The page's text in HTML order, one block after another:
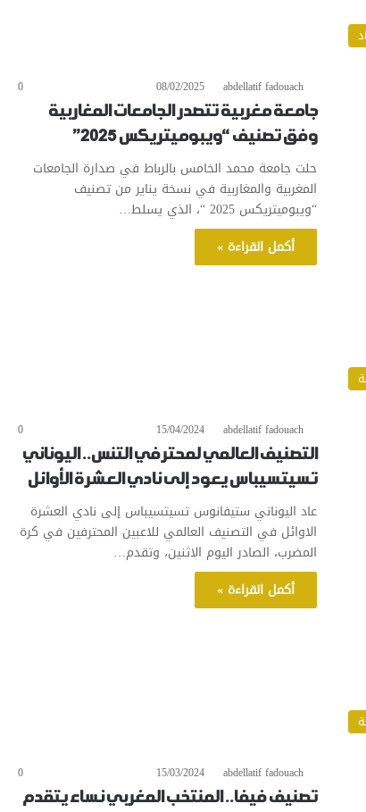
abdellatif fadouach
08/02/2025
0
جامعة مغربية تتصدر الجامعات المغاربية
وفق تصنيف “ويبوميتريكس 2025”
حلت جامعة محمد الخامس بالرباط في صدارة الجامعات
المغربية والمغاربية في نسخة يناير من تصنيف
“ويبوميتريكس 2025 “، الذي يسلط…
أكمل القراءة »
abdellatif fadouach
15/04/2024
0
التصنيف العالمي لمحترفي التنس.. اليوناني
تسيتسيباس يعود إلى نادي العشرة الأوائل
عاد اليوناني ستيفانوس تسيتسيباس إلى نادي العشرة
الاوائل في التصنيف العالمي للاعبين المحترفين في كرة
المضرب، الصادر اليوم الاثنين، وتقدم…
أكمل القراءة »
abdellatif fadouach
15/03/2024
0
تصنيف فيفا.. المنتخب المغربي نساء يتقدم